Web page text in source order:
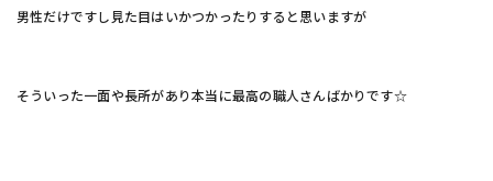
男性だけですし見た目はいかつかったりすると思いますが
そういった一面や長所があり本当に最高の職人さんばかりです☆